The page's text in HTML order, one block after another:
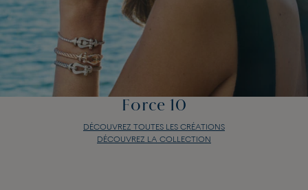
Force 10
DÉCOUVREZ TOUTES LES CRÉATIONS
DÉCOUVREZ LA COLLECTION